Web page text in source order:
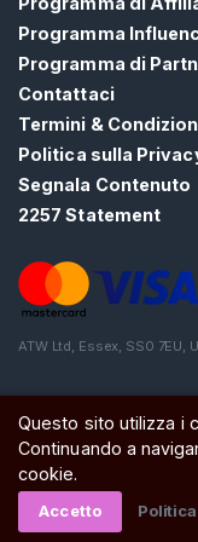
Programma
Programma di
Contattaci
Termini &
Politica sulla
Segnala Contenuto
2257 Statement
ATW Ltd, Essex, SS0 7EU,
Questo sito utilizza i
Continuando a
cookie.
Accetto
A
T
I
>
H
o
e
E
p
l
o
r